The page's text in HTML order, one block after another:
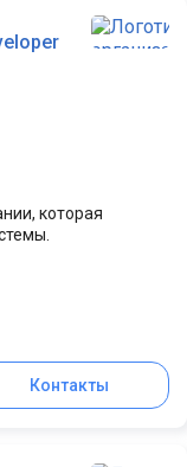
которая
Контакты